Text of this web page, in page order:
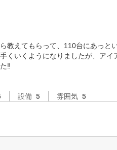
教えてもらって、110台にあっと
いくようになりましたが、ア
‼️
設備 5 雰囲気 5